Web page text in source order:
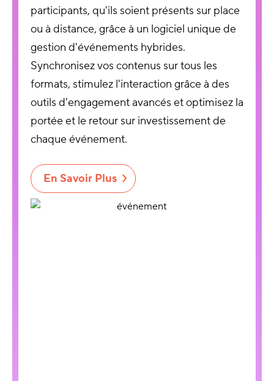
participants, qu'ils soient présents sur place
ou à distance, grâce à un logiciel unique de
gestion d'événements hybrides.
Synchronisez vos contenus sur tous les
formats, stimulez l'interaction grâce à des
outils d'engagement avancés et optimisez la
portée et le retour sur investissement de
chaque événement.
En Savoir Plus